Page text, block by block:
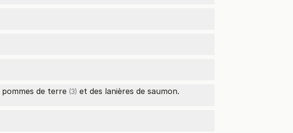
pommes de terre (3) et des lanières de saumon.